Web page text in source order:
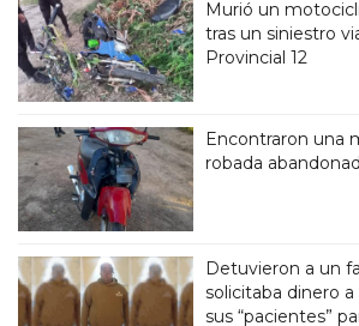
Murió un
tras un siniestro
Provincial 12
Encontraron una
robada
Detuvieron a un
solicitaba dinero a
sus “pacientes”